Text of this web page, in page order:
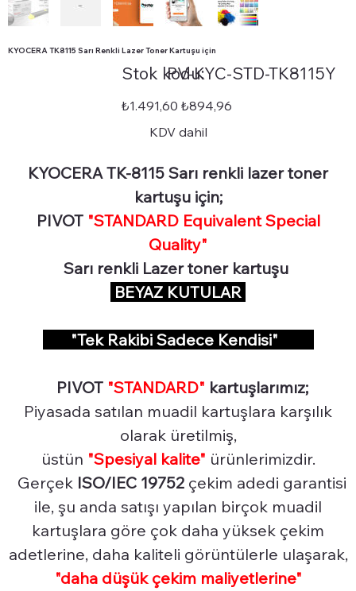
KYOCERA TK8115 Sarı Renkli Lazer Toner Kartuşu için
Stok kodu:
kodu:
STD-
TK8115Y
PV-KYC-STD-TK8115Y
Orijinal
fiyat
₺1.491,60 İndirimli
fiyat
₺894,96
KDV dahil
KYOCERA TK-8115 Sarı renkli lazer toner
kartuşu için;
PIVOT "STANDARD Equivalent Special
Quality"
Sarı renkli Lazer toner kartuşu
BEYAZ KUTULAR
"Tek Rakibi Sadece Kendisi"
PIVOT "STANDARD" kartuşlarımız;
Piyasada satılan muadil kartuşlara karşılık
olarak üretilmiş,
üstün "Spesiyal kalite" ürünlerimizdir.
Gerçek ISO/IEC 19752 çekim adedi garantisi
ile, şu anda satışı yapılan birçok muadil
kartuşlara göre çok daha yüksek çekim
adetlerine, daha kaliteli görüntülerle ulaşarak,
"daha düşük çekim maliyetlerine"